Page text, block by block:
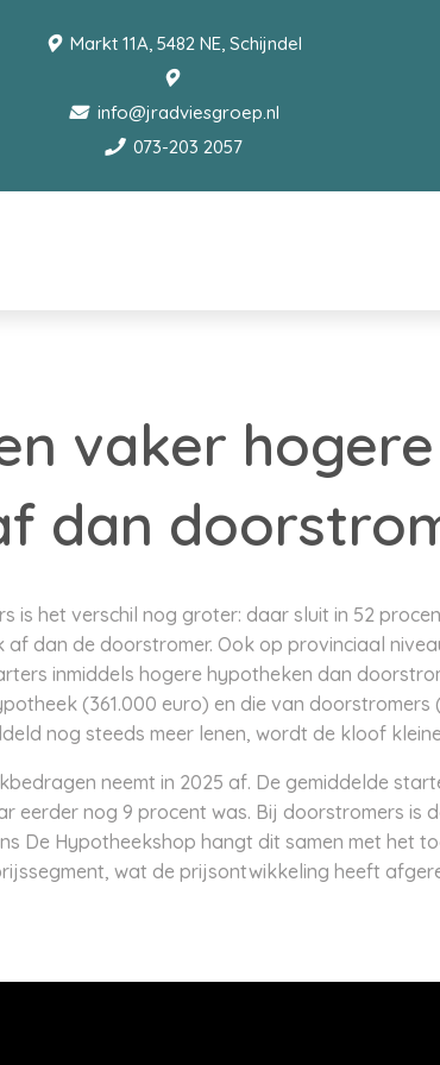
Markt 11A, 5482 NE, Schijndel
info@jradviesgroep.nl
073-203 2057
vaker hogere
dan
is het verschil nog groter: daar sluit in 52
dan de doorstromer. Ook op provinciaal
inmiddels hogere hypotheken dan
(361.000 euro) en die van doorstromers
nog steeds meer lenen, wordt de kloof
neemt in 2025 af. De gemiddelde
eerder nog 9 procent was. Bij doorstromers is
De Hypotheekshop hangt dit samen met het
wat de prijsontwikkeling heeft